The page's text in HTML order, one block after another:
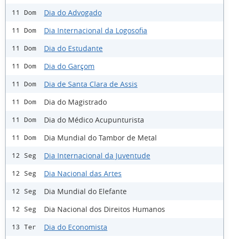
11 Dom Dia do Advogado
11 Dom Dia Internacional da Logosofia
11 Dom Dia do Estudante
11 Dom Dia do Garçom
11 Dom Dia de Santa Clara de Assis
11 Dom Dia do Magistrado
11 Dom Dia do Médico Acupunturista
11 Dom Dia Mundial do Tambor de Metal
12 Seg Dia Internacional da Juventude
12 Seg Dia Nacional das Artes
12 Seg Dia Mundial do Elefante
12 Seg Dia Nacional dos Direitos Humanos
13 Ter Dia do Economista